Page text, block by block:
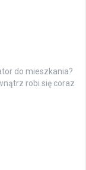
do mieszkania?
robi się coraz